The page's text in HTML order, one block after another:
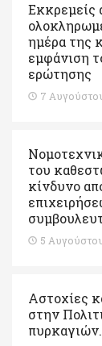
Εκκρεμείς
ημέρα της
εμφάνιση
ερώτησης
7
του
κίνδυνο
5
Αστοχίες
στην